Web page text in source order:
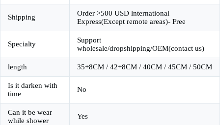
Shipping
Order >500 USD lnternational
Express(Except remote areas)- Free
Specialty
Support
wholesale/dropshipping/OEM(contact us)
length 35+8CM / 42+8CM / 40CM / 45CM / 50CM
Is it darken with
time
No
Can it be wear
while shower
Yes